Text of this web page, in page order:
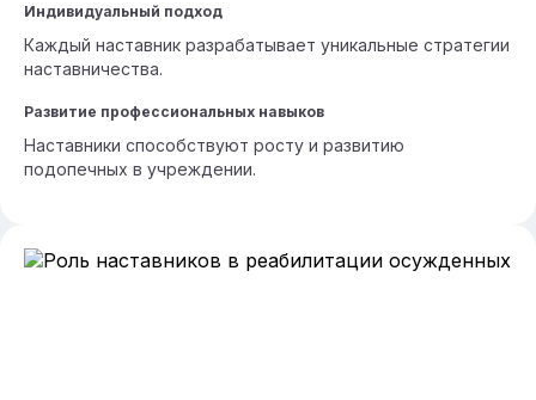
Индивидуальный подход
Каждый наставник разрабатывает уникальные стратегии
наставничества.
Развитие профессиональных навыков
Наставники способствуют росту и развитию
подопечных в учреждении.